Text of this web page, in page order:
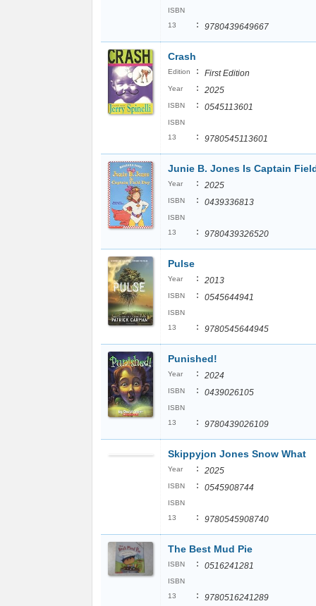
ISBN
13
: 9780439649667
Crash
Edition : First Edition
Year : 2025
ISBN : 0545113601
ISBN
13
: 9780545113601
Junie B. Jones Is Captain
Year : 2025
ISBN : 0439336813
ISBN
13
: 9780439326520
Pulse
Year : 2013
ISBN : 0545644941
ISBN
13
: 9780545644945
Punished!
Year : 2024
ISBN : 0439026105
ISBN
13
: 9780439026109
Skippyjon Jones Snow What
Year : 2025
ISBN : 0545908744
ISBN
13
: 9780545908740
The Best Mud Pie
ISBN : 0516241281
ISBN
13
: 9780516241289